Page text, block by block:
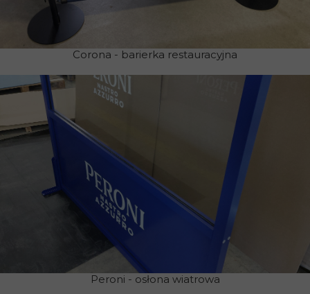
Corona - barierka restauracyjna
Peroni - osłona wiatrowa